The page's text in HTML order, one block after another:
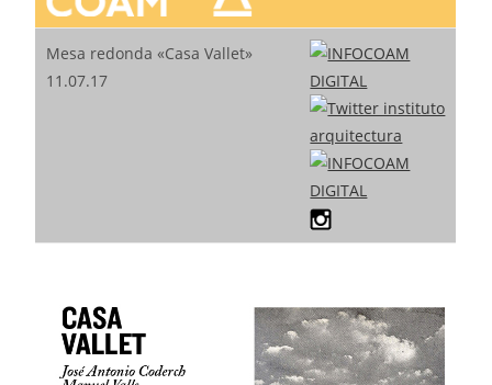
Mesa redonda «Casa Vallet»
11.07.17